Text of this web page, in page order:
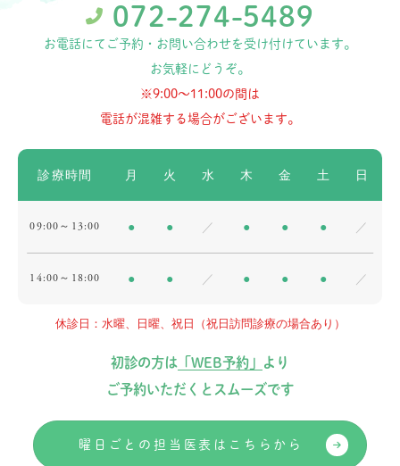
072-274-5489
お電話にてご予約・お問い合わせを受け付けています。
お気軽にどうぞ。
※9:00〜11:00の間は
電話が混雑する場合がございます。
診療時間 月 火 水 木 金 土 日
09:00～13:00 ● ● ／ ● ● ● ／
14:00～18:00 ● ● ／ ● ● ● ／
休診日：水曜、日曜、祝日（祝日訪問診療の場合あり）
初診の方は 「WEB予約」
より
ご予約いただくとスムーズです
曜日ごとの担当医表はこちらから